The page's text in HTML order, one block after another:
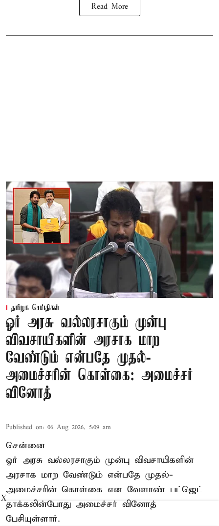
Read More
தமிழக செய்திகள்
ஓர் அரசு வல்லரசாகும் முன்பு
விவசாயிகளின் அரசாக மாற
வேண்டும் என்பதே முதல்-
அமைச்சரின் கொள்கை: அமைச்சர்
வினோத்
Published on: 06 Aug 2026, 5:09 am
சென்னை
ஓர் அரசு வல்லரசாகும் முன்பு விவசாயிகளின்
அரசாக மாற வேண்டும் என்பதே முதல்-
அமைச்சரின் கொள்கை என வேளாண் பட்ஜெட்
தாக்கலின்போது அமைச்சர் வினோத்
பேசியுள்ளார்.
X